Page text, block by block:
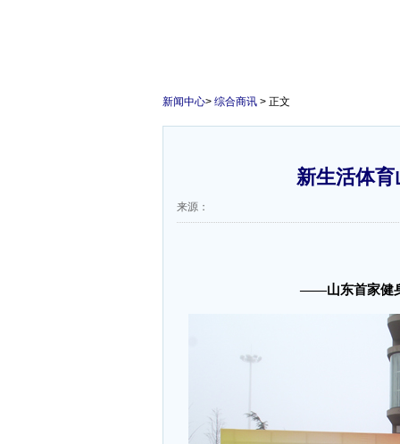
新闻中心> 综合商讯 > 正文
新生活体
来源：
——山东首家健